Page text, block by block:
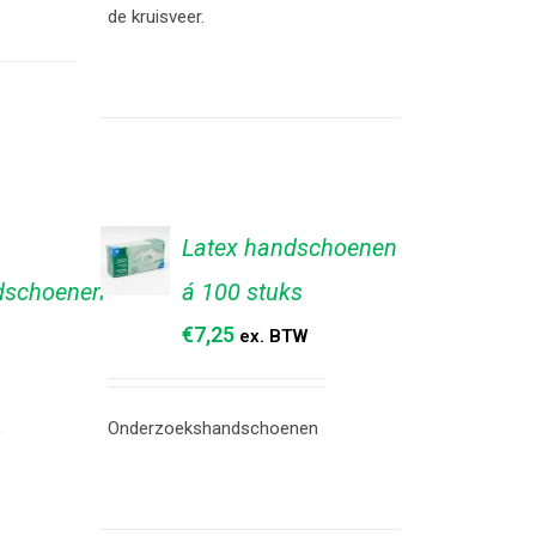
de kruisveer.
TOEVOEGEN
WINKELWAGEN
Latex handschoenen
á 100 stuks
€7,25 ex. BTW
Onderzoekshandschoenen